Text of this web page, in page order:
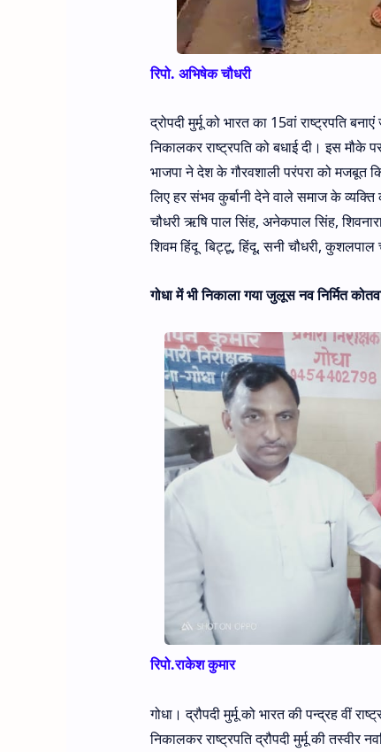
रिपो. अभिषेक चौधरी
द्रोपदी मुर्मू को भारत का 15वां राष्ट्रपति
निकालकर राष्ट्रपति को बधाई दी। इस मौके
भाजपा ने देश के गौरवशाली परंपरा को मजबूत
लिए हर संभव कुर्बानी देने वाले समाज के
चौधरी ऋषि पाल सिंह, अनेकपाल सिंह,
शिवम हिंदू बिट्टू, हिंदू, सनी चौधरी,
गोधा में भी निकाला गया जुलूस नव निर्मित
रिपो.राकेश कुमार
गोधा। द्रौपदी मुर्मू को भारत की पन्द्रह वीं
निकालकर राष्ट्रपति द्रौपदी मुर्मू की तस्वीर